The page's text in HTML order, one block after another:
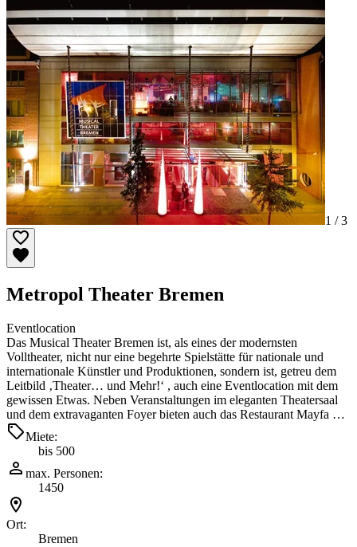
1 /3
Metropol Theater Bremen
Eventlocation
Das Musical Theater Bremen ist, als eines der modernsten
Volltheater, nicht nur eine begehrte Spielstätte für nationale und
internationale Künstler und Produktionen, sondern ist, getreu dem
Leitbild ‚Theater… und Mehr!‘ , auch eine Eventlocation mit dem
gewissen Etwas. Neben Veranstaltungen im eleganten Theatersaal
und dem extravaganten Foyer bieten auch das Restaurant Mayfa …
Miete:
bis 500
max. Personen:
1450
Ort:
Bremen